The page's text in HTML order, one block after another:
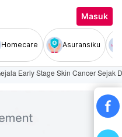
Masuk
Homecare Asuransiku
Early Stage Skin Cancer Sejak